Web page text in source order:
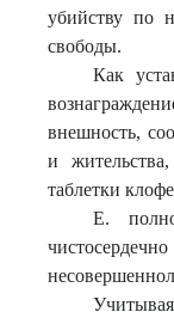
убийству по
свободы.
Как
внешность,
и
таблетки
Е.